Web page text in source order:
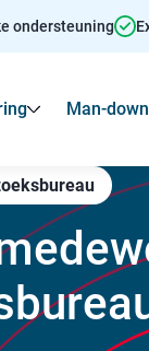
ondersteuning
ToonMan-